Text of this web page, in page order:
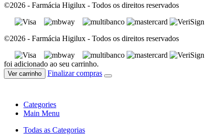
©2026 - Farmácia Higilux - Todos os direitos reservados
©2026 - Farmácia Higilux - Todos os direitos reservados
foi adicionado ao seu carrinho.
Ver carrinho Finalizar compras
Categories
Main Menu
Todas as Categorias